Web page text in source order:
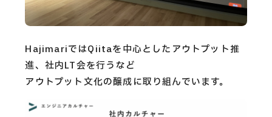
HajimariではQiitaを中心としたアウトプット推
進、社内LT会を行うなど
アウトプット文化の醸成に取り組んでいます。